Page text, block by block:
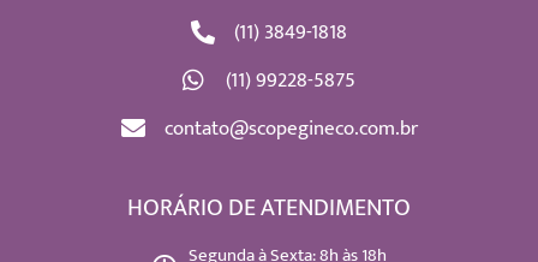
(11) 3849-1818
(11) 99228-5875
contato@scopegineco.com.br
HORÁRIO DE ATENDIMENTO
Segunda à Sexta: 8h às 18h